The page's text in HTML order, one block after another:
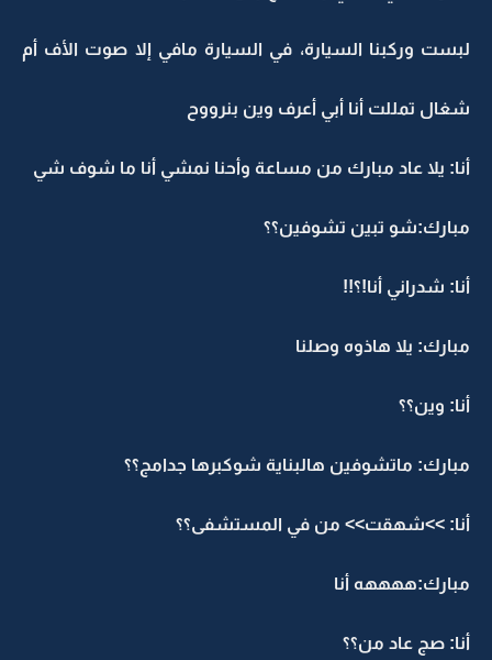
لبست وركبنا السيارة، في السيارة مافي إلا صوت الأف أم
شغال تمللت أنا أبي أعرف وين بنرووح
أنا: يلا عاد مبارك من مساعة وأحنا نمشي أنا ما شوف شي
مبارك:شو تبين تشوفين؟؟
أنا: شدراني أنا!؟!!
مبارك: يلا هاذوه وصلنا
أنا: وين؟؟
مبارك: ماتشوفين هالبناية شوكبرها جدامج؟؟
أنا: >>شهقت>> من في المستشفى؟؟
مبارك:ههههه أنا
أنا: صج عاد من؟؟